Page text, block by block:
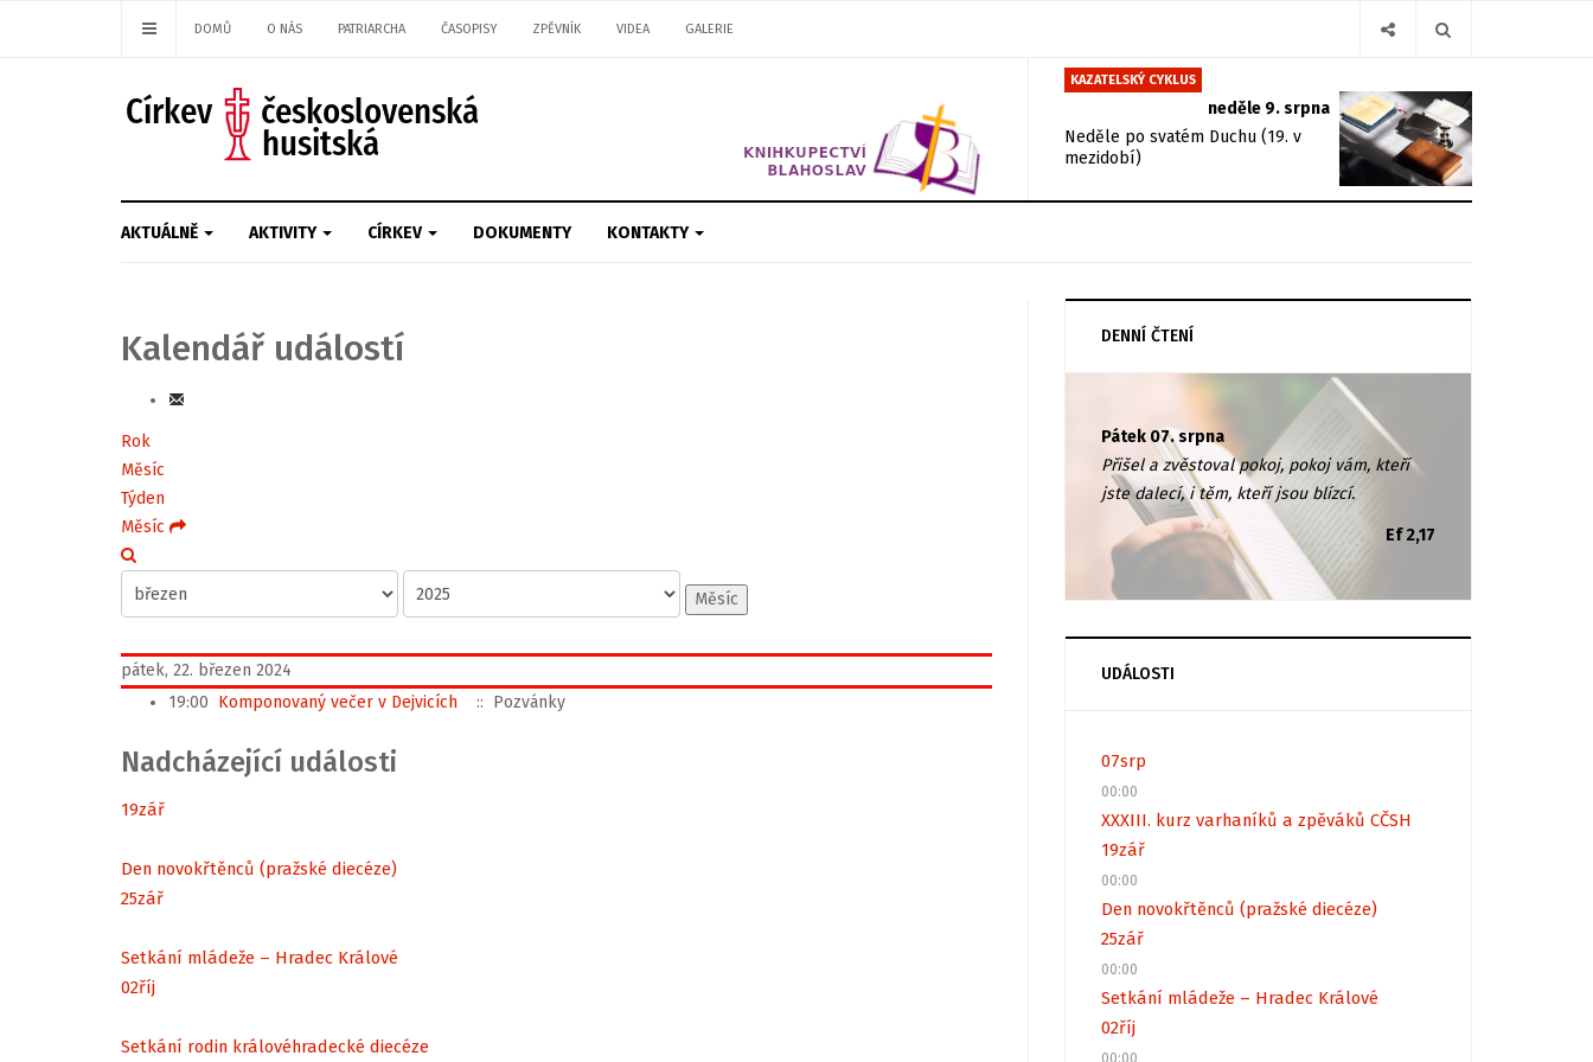
DOMŮ O NÁS PATRIARCHA ČASOPISY ZPĚVNÍK VIDEA GALERIE
KAZATELSKÝ CYKLUS
neděle 9. srpna
Neděle po svatém Duchu (19. v
mezidobí)
AKTUÁLNĚ AKTIVITY CÍRKEV DOKUMENTY KONTAKTY
Kalendář událostí
Rok
Měsíc
Týden
Měsíc
Měsíc
pátek, 22. březen 2024
19:00 Komponovaný večer v Dejvicích :: Pozvánky
Nadcházející události
19zář
Den novokřtěnců (pražské diecéze)
25zář
Setkání mládeže – Hradec Králové
02říj
Setkání rodin královéhradecké diecéze
DENNÍ ČTENÍ
Pátek 07. srpna
Přišel a zvěstoval pokoj, pokoj vám, kteří
jste dalecí, i těm, kteří jsou blízcí.
Ef 2,17
UDÁLOSTI
07srp
00:00
XXXIII. kurz varhaníků a zpěváků CČSH
19zář
00:00
Den novokřtěnců (pražské diecéze)
25zář
00:00
Setkání mládeže – Hradec Králové
02říj
00:00